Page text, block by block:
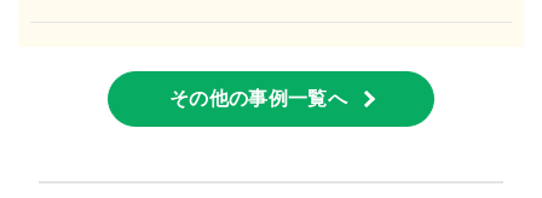
その他の事例一覧へ